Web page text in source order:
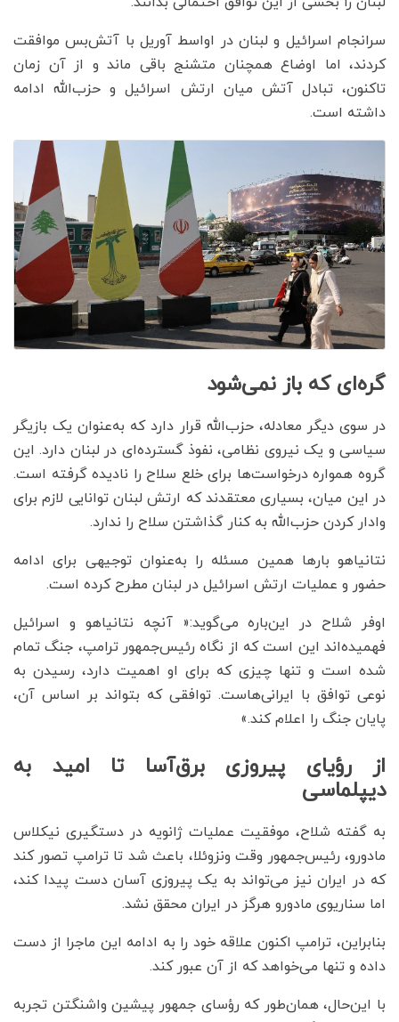
سرانجام اسرائیل و لبنان در اواسط آوریل با آتش‌بس موافقت
کردند، اما اوضاع همچنان متشنج باقی ماند و از آن زمان
تاکنون، تبادل آتش میان ارتش اسرائیل و حزب‌الله ادامه
داشته است.
گره‌ای که باز نمی‌شود
در سوی دیگر معادله، حزب‌الله قرار دارد که به‌عنوان یک بازیگر
سیاسی و یک نیروی نظامی، نفوذ گسترده‌ای در لبنان دارد. این
گروه همواره درخواست‌ها برای خلع سلاح را نادیده گرفته است.
در این میان، بسیاری معتقدند که ارتش لبنان توانایی لازم برای
وادار کردن حزب‌الله به کنار گذاشتن سلاح‌ را ندارد.
نتانیاهو بارها همین مسئله را به‌عنوان توجیهی برای ادامه
حضور و عملیات ارتش اسرائیل در لبنان مطرح کرده است.
اوفر شلاح در این‌باره می‌گوید:« آنچه نتانیاهو و اسرائیل
فهمیده‌اند این است که از نگاه رئیس‌جمهور ترامپ، جنگ تمام
شده است و تنها چیزی که برای او اهمیت دارد، رسیدن به
نوعی توافق با ایرانی‌هاست. توافقی که بتواند بر اساس آن،
پایان جنگ را اعلام کند.»
از رؤیای پیروزی برق‌آسا تا امید به
دیپلماسی
به گفته شلاح، موفقیت عملیات ژانویه در دستگیری نیکلاس
مادورو، رئیس‌جمهور وقت ونزوئلا، باعث شد تا ترامپ تصور کند
که در ایران نیز می‌تواند به یک پیروزی آسان دست پیدا کند،
اما سناریوی مادورو هرگز در ایران محقق نشد.
بنابراین، ترامپ اکنون علاقه خود را به ادامه این ماجرا از دست
داده و تنها می‌خواهد که از آن عبور کند.
با این‌حال، همان‌طور که رؤسای جمهور پیشین واشنگتن تجربه